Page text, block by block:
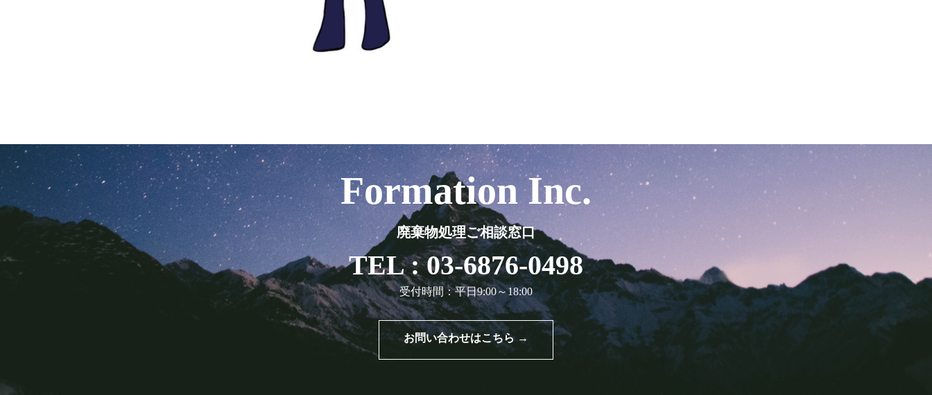
Formation Inc.
廃棄物処理ご相談窓口
TEL : 03-6876-0498
受付時間：平日9:00～18:00
お問い合わせはこちら →